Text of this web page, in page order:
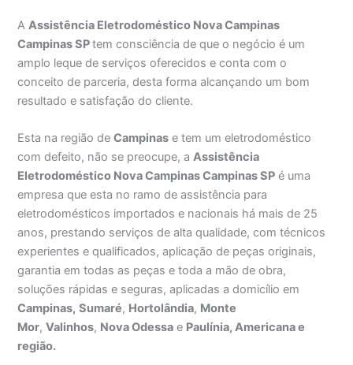
AAssistência Eletrodoméstico Nova Campinas
Campinas SPtem consciência de que o negócio é um
amplo leque de serviços oferecidos e conta com o
conceito de parceria, desta forma alcançando um bom
resultado e satisfação do cliente.
Esta na região deCampinas e tem um eletrodoméstico
com defeito, não se preocupe, aAssistência
Eletrodoméstico Nova Campinas Campinas SP é uma
empresa que esta no ramo de assistência para
eletrodomésticos importados e nacionais há mais de 25
anos, prestando serviços de alta qualidade, com técnicos
experientes e qualificados, aplicação de peças originais,
garantia em todas as peças e toda a mão de obra,
soluções rápidas e seguras, aplicadas a domicílio em
Campinas, Sumaré, Hortolândia, Monte
Mor,Valinhos, Nova Odessa e Paulínia, Americana e
região.